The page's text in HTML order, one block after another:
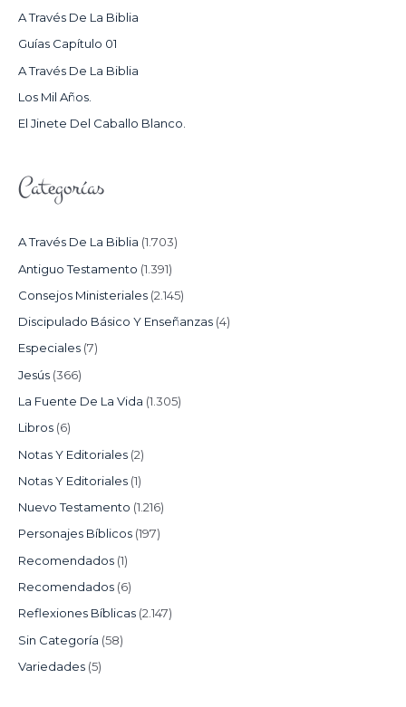
R
:
A Través De La Biblia
Guías Capítulo 01
A Través De La Biblia
Los Mil Años.
El Jinete Del Caballo Blanco.
Categorías
A Través De La Biblia (1.703)
Antiguo Testamento (1.391)
Consejos Ministeriales (2.145)
Discipulado Básico Y Enseñanzas (4)
Especiales (7)
Jesús (366)
La Fuente De La Vida (1.305)
Libros (6)
Notas Y Editoriales (2)
Notas Y Editoriales (1)
Nuevo Testamento (1.216)
Personajes Bíblicos (197)
Recomendados (1)
Recomendados (6)
Reflexiones Bíblicas (2.147)
Sin Categoría (58)
Variedades (5)